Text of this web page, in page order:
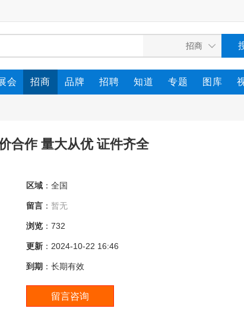
会 招商 品牌 招聘 知道 专题 图库
合作 量大从优 证件齐全
区域 ：全国
留言 ： 暂无
浏览 ： 732
更新 ：2024-10-22 16:46
到期 ：长期有效